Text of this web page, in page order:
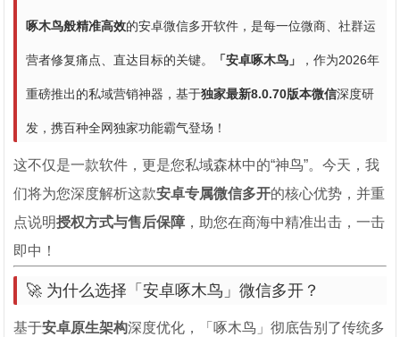
啄木鸟般精准高效的安卓微信多开软件，是每一位微商、社群运
营者修复痛点、直达目标的关键。 「安卓啄木鸟」 ，作为2026年
重磅推出的私域营销神器，基于独家最新8.0.70版本微信深度研
发，携百种全网独家功能霸气登场！
这不仅是一款软件，更是您私域森林中的“神鸟”。今天，我
们将为您深度解析这款安卓专属微信多开的核心优势，并重
点说明授权方式与售后保障 ，助您在商海中精准出击，一击
即中！
🚀 为什么选择「安卓啄木鸟」微信多开？
基于安卓原生架构深度优化，「啄木鸟」彻底告别了传统多